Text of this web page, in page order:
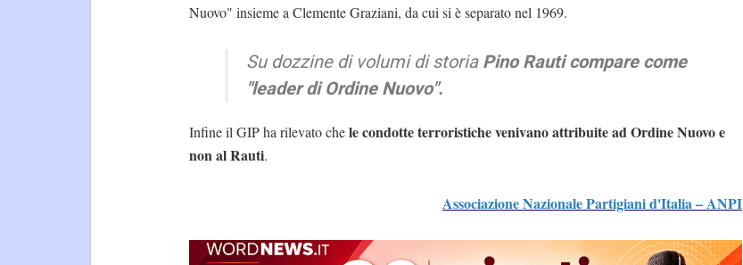
Nuovo" insieme a Clemente Graziani, da cui si è separato nel 1969.
Su dozzine di volumi di storiaPino Rauti compare come
"leader di Ordine Nuovo".
Infine il GIP ha rilevato chele condotte terroristiche venivano attribuite ad Ordine Nuovo e
non al Rauti.
Associazione Nazionale Partigiani d'Italia – ANPI